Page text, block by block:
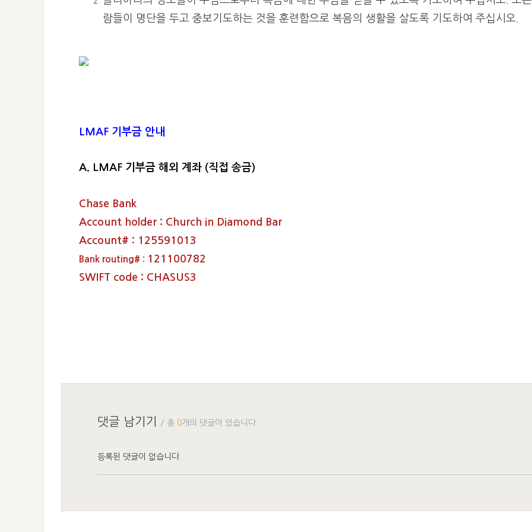
람들이 명단을 두고 중보기도하는 것을 훈련함으로 복음의 생활을 살도록 기도하여 주십시오.
LMAF 기부금 안내
A. LMAF 기부금 해외 계좌 (직접 송금)
Chase Bank
Account holder : Church in Diamond Bar
Account# : 125591013
Bank routing# : 121100782
SWIFT code : CHASUS3
댓글 남기기 / 총 0개의 댓글이 있습니다.
등록된 댓글이 없습니다.